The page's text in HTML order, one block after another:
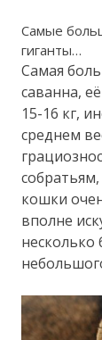
Самые
гиганты…
Самая
саванна,
15-16 кг,
среднем
кошки
вполне
несколько